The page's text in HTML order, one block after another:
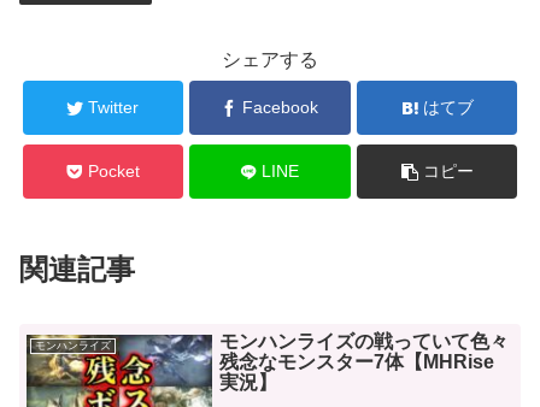
シェアする
Twitter Facebook はてブ
Pocket LINE コピー
関連記事
モンハンライズ
モンハンライズの戦っていて色々
残念なモンスター7体【MHRise
実況】